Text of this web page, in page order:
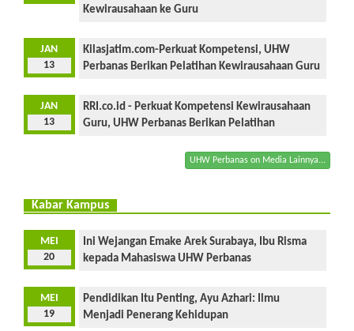
Kewirausahaan ke Guru
JAN
13
Kilasjatim.com-Perkuat Kompetensi, UHW
Perbanas Berikan Pelatihan Kewirausahaan Guru
JAN
13
RRI.co.id - Perkuat Kompetensi Kewirausahaan
Guru, UHW Perbanas Berikan Pelatihan
UHW Perbanas on Media Lainnya...
Kabar Kampus
MEI
20
Ini Wejangan Emake Arek Surabaya, Ibu Risma
kepada Mahasiswa UHW Perbanas
MEI
19
Pendidikan Itu Penting, Ayu Azhari: Ilmu
Menjadi Penerang Kehidupan